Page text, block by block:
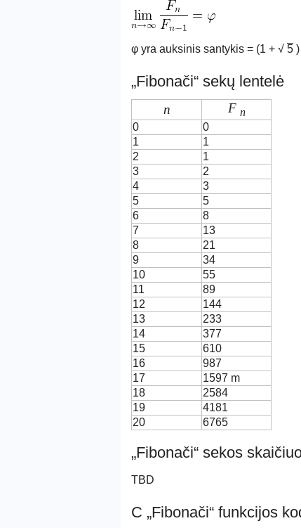
φ yra auksinis santykis = (1 + √ 5
„Fibonači“ sekų lentelė
n F n
0
0
1
1
2
1
3
2
4
3
5
5
6
8
7
13
8
21
9
34
10
55
11
89
12
144
13
233
14
377
15
610
16
987
17
1597 m
18
2584
19
4181
20
6765
„Fibonači“ sekos
TBD
C „Fibonači“ funkcijos